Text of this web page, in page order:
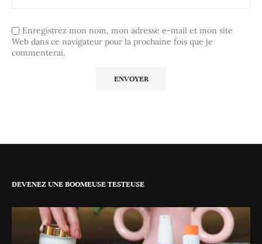
Enregistrez mon nom, mon adresse e-mail et mon site
Web dans ce navigateur pour la prochaine fois que je
commenterai.
DEVENEZ UNE BOOMEUSE TESTEUSE